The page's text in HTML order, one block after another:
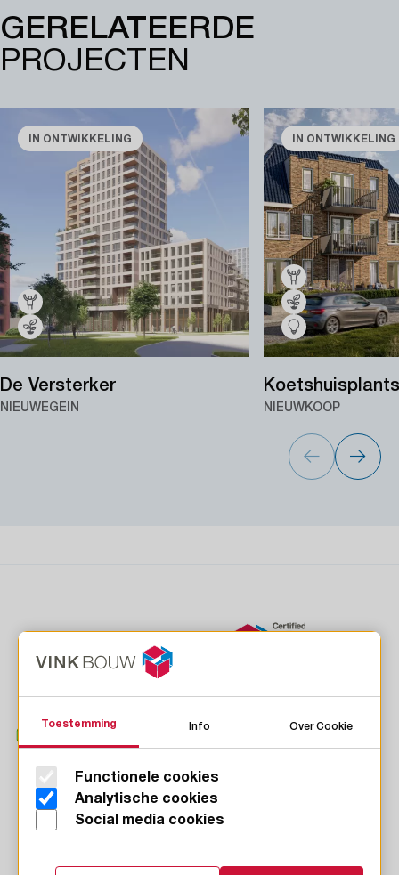
GERELATEERDE
PROJECTEN
IN ONTWIKKELING
De Versterker
NIEUWEGEIN
IN ONTWIKKELING
NIEUWKOOP
LinkedIn
Instagram
Youtube
Toestemming Info Over Cookie
Functionele cookies
Analytische cookies
Social media cookies